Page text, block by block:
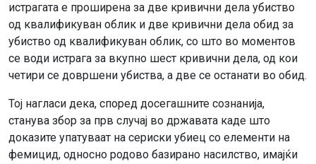
истрагата е проширена за две кривични дела убиство
од квалификуван облик и две кривични дела обид за
убиство од квалификуван облик, со што во моментов
се води истрага за вкупно шест кривични дела, од кои
четири се довршени убиства, а две се останати во обид.
Тој нагласи дека, според досегашните сознанија,
станува збор за прв случај во државата каде што
доказите упатуваат на сериски убиец со елементи на
фемицид, односно родово базирано насилство, имајќи